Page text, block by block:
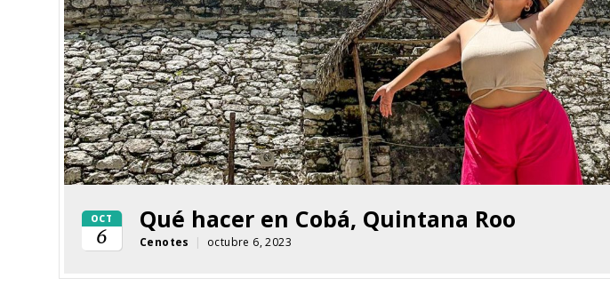
OCT
6
Qué hacer en Cobá, Quintana Roo
Cenotes | octubre 6, 2023